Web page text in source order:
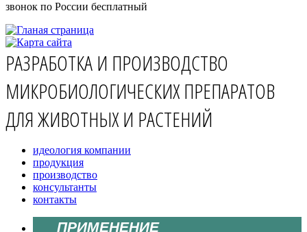
звонок по России бесплатный
РАЗРАБОТКА И ПРОИЗВОДСТВО
МИКРОБИОЛОГИЧЕСКИХ ПРЕПАРАТОВ
ДЛЯ ЖИВОТНЫХ И РАСТЕНИЙ
идеология компании
продукция
производство
консультанты
контакты
ПРИМЕНЕНИЕ